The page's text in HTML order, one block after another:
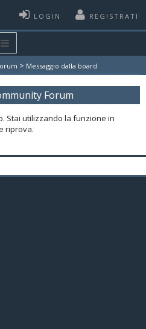
LOGIN REGISTRATI
> Messaggio dalla board
Forum
Stai utilizzando la funzione in
riprova.